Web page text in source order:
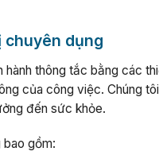
chuyên dụng
hành thông tắc bằng các
của công việc. Chúng
đến sức khỏe.
gồm: